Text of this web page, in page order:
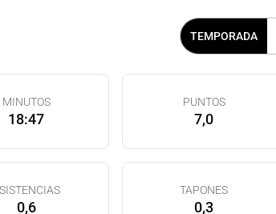
TEMPORADA
MINUTOS
18:47
PUNTOS
7,0
0,6
TAPONES
0,3